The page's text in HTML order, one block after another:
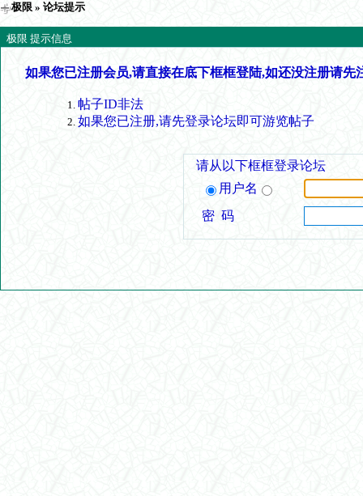
极限 » 论坛提示
极限 提示信息
如果您已注册会员,请直接在底下框框登陆,如还没注册请先
帖子ID非法
如果您已注册,请先登录论坛即可游览帖子
请从以下框框登录论坛
用户名
密 码